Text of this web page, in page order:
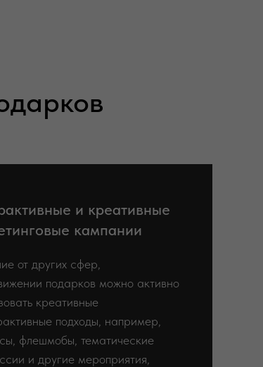
и креативные
кампании
от других сфер,
подарков можно активно
креативные
подходы, например,
флешмобы, тематические
и другие мероприятия,